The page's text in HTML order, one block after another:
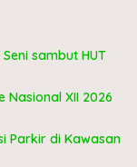
sambut HUT
XII 2026
Parkir di Kawasan